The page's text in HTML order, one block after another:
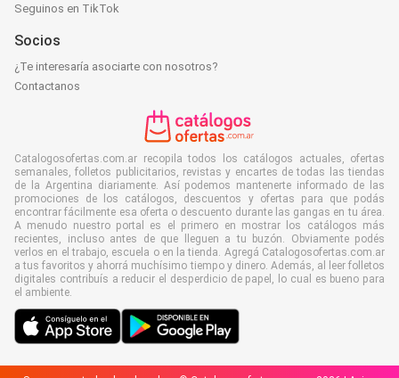
Seguinos en TikTok
Socios
¿Te interesaría asociarte con nosotros?
Contactanos
Catalogosofertas.com.ar recopila todos los catálogos actuales, ofertas
semanales, folletos publicitarios, revistas y encartes de todas las tiendas
de la Argentina diariamente. Así podemos mantenerte informado de las
promociones de los catálogos, descuentos y ofertas para que podás
encontrar fácilmente esa oferta o descuento durante las gangas en tu área.
A menudo nuestro portal es el primero en mostrar los catálogos más
recientes, incluso antes de que lleguen a tu buzón. Obviamente podés
verlos en el trabajo, escuela o en la tienda. Agregá Catalogosofertas.com.ar
a tus favoritos y ahorrá muchísimo tiempo y dinero. Además, al leer folletos
digitales contribuís a reducir el desperdicio de papel, lo cual es bueno para
el ambiente.